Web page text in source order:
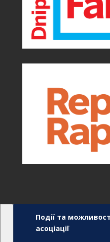
Події та
асоціації